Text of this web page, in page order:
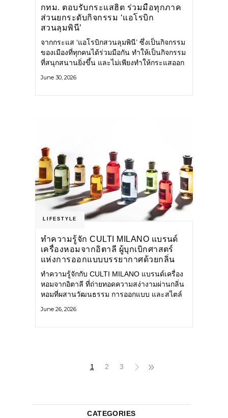
กทม. ตอบรับกระแสฮิต ร่วมมือทุกภาค
ส่วนยกระดับกิจกรรม ‘แอโรบิก
สวนลุมพินี’
จากกระแส ‘แอโรบิกสวนลุมพินี’ ซึ่งเป็นกิจกรรม
ของเมืองที่ทุกคนได้ร่วมมือกัน ทำให้เป็นกิจกรรม
ที่สนุกสนานยิ่งขึ้น และไม่เพียงทำให้กระแสออก
กระจายไปยังหลายพื้นที่ของประเทศที่อยากออก
June 30, 2026
LIFESTYLE
ทำความรู้จัก CULTI MILANO แบรนด์
เครื่องหอมจากอิตาลี ผู้บุกเบิกศาสตร์
แห่งการออกแบบบรรยากาศด้วยกลิ่น
หอม ผสานสไตล์อันโดดเด่นอย่างลงตัว
ทำความรู้จักกับ CULTI MILANO แบรนด์เครื่อง
หอมจากอิตาลี ที่ถ่ายทอดความสง่างามผ่านกลิ่น
หอมที่ผสานวัฒนธรรม การออกแบบ และสไตล์
แบรนด์เครื่องหอมระดับลักชัวรีดีไซน์เอกลักษณ์
June 26, 2026
1 2 3
CATEGORIES